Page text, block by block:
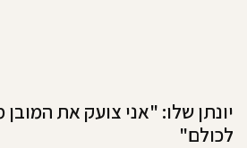
יונתן שלו: "אני צועק את
לכולם"